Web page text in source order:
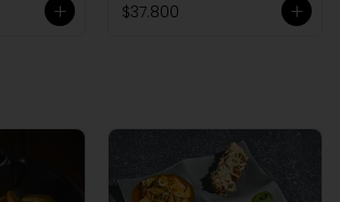
$37.800